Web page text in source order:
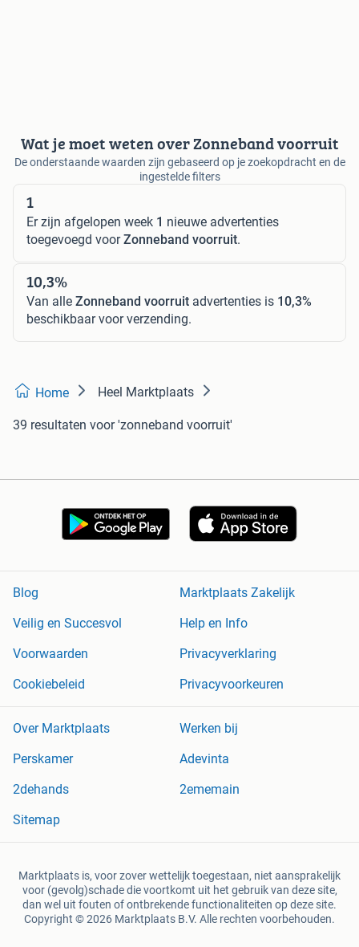
Wat je moet weten over Zonneband voorruit
De onderstaande waarden zijn gebaseerd op je zoekopdracht en de
ingestelde filters
1
Er zijn afgelopen week 1 nieuwe advertenties
toegevoegd voorZonneband voorruit.
10,3%
Van alle Zonneband voorruit advertenties is 10,3%
beschikbaar voor verzending.
Home Heel Marktplaats
39 resultaten voor 'zonneband voorruit'
Blog
Marktplaats Zakelijk
Veilig en Succesvol
Help en Info
Voorwaarden
Privacyverklaring
Cookiebeleid
Privacyvoorkeuren
Over Marktplaats
Werken bij
Perskamer
Adevinta
2dehands
2ememain
Sitemap
Marktplaats is, voor zover wettelijk toegestaan, niet aansprakelijk
voor (gevolg)schade die voortkomt uit het gebruik van deze site,
dan wel uit fouten of ontbrekende functionaliteiten op deze site.
Copyright © 2026 Marktplaats B.V. Alle rechten voorbehouden.